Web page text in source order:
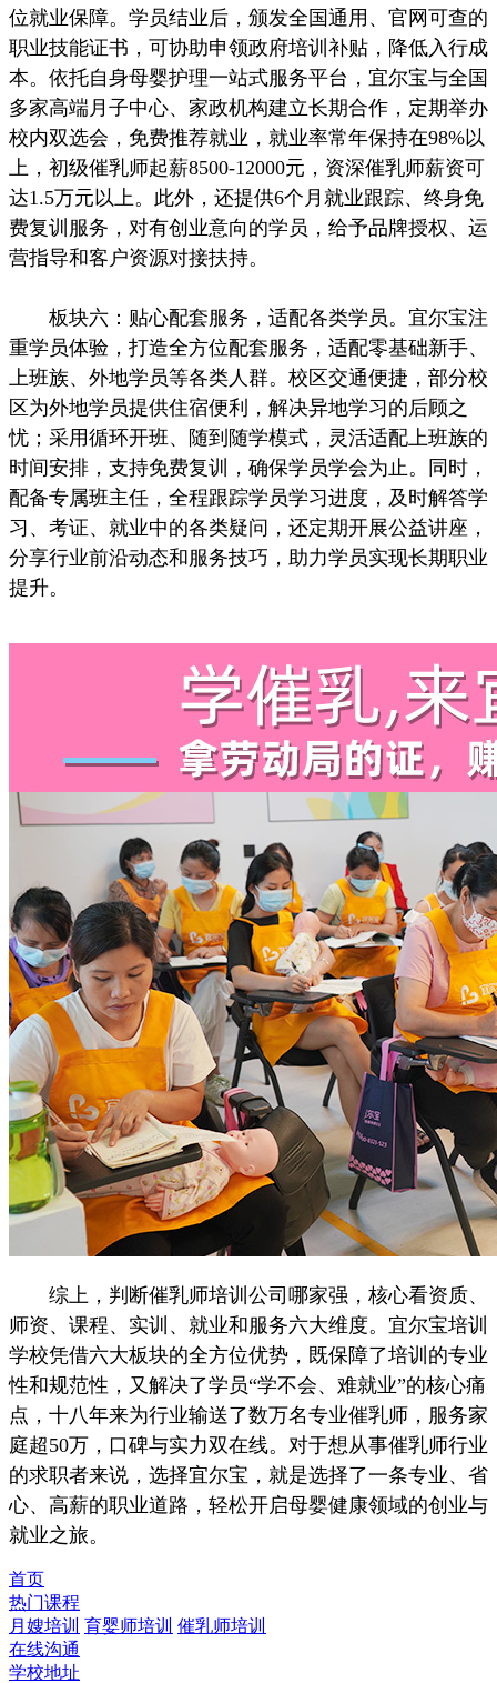
位就业保障。学员结业后，颁发全国通用、官网可查的
职业技能证书，可协助申领政府培训补贴，降低入行成
本。依托自身母婴护理一站式服务平台，宜尔宝与全国
多家高端月子中心、家政机构建立长期合作，定期举办
校内双选会，免费推荐就业，就业率常年保持在98%以
上，初级催乳师起薪8500-12000元，资深催乳师薪资可
达1.5万元以上。此外，还提供6个月就业跟踪、终身免
费复训服务，对有创业意向的学员，给予品牌授权、运
营指导和客户资源对接扶持。
板块六：贴心配套服务，适配各类学员。宜尔宝注
重学员体验，打造全方位配套服务，适配零基础新手、
上班族、外地学员等各类人群。校区交通便捷，部分校
区为外地学员提供住宿便利，解决异地学习的后顾之
忧；采用循环开班、随到随学模式，灵活适配上班族的
时间安排，支持免费复训，确保学员学会为止。同时，
配备专属班主任，全程跟踪学员学习进度，及时解答学
习、考证、就业中的各类疑问，还定期开展公益讲座，
分享行业前沿动态和服务技巧，助力学员实现长期职业
提升。
综上，判断催乳师培训公司哪家强，核心看资质、
师资、课程、实训、就业和服务六大维度。宜尔宝培训
学校凭借六大板块的全方位优势，既保障了培训的专业
性和规范性，又解决了学员“学不会、难就业”的核心痛
点，十八年来为行业输送了数万名专业催乳师，服务家
庭超50万，口碑与实力双在线。对于想从事催乳师行业
的求职者来说，选择宜尔宝，就是选择了一条专业、省
心、高薪的职业道路，轻松开启母婴健康领域的创业与
就业之旅。
首页
热门课程
月嫂培训 育婴师培训 催乳师培训
在线沟通
学校地址